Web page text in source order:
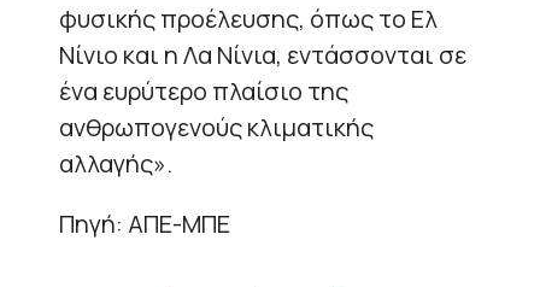
φυσικής προέλευσης, όπως το Ελ
Νίνιο και η Λα Νίνια, εντάσσονται σε
ένα ευρύτερο πλαίσιο της
ανθρωπογενούς κλιματικής
αλλαγής».
Πηγή: ΑΠΕ-ΜΠΕ